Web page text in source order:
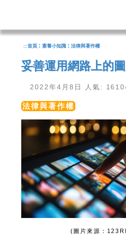
:::首頁 : 素養小知識 : 法律與著作權
妥善運用網路上的
2022年4月8日 人氣:
法律與著作權
(圖片來源：